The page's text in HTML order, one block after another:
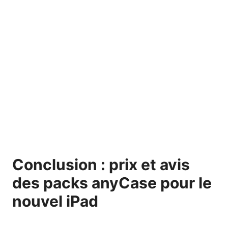
Conclusion : prix et avis
des packs anyCase pour le
nouvel iPad